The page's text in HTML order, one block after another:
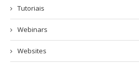
Tutoriais
Webinars
Websites